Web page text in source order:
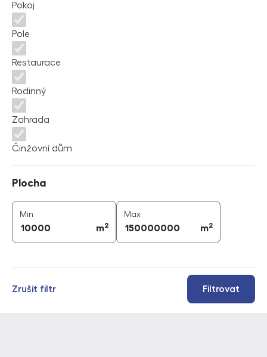
Pokoj
Pole
Restaurace
Rodinný
Zahrada
Činžovní dům
Plocha
Min
m2
Maxplocha (
m2
Filtrovat
Zrušit filtr